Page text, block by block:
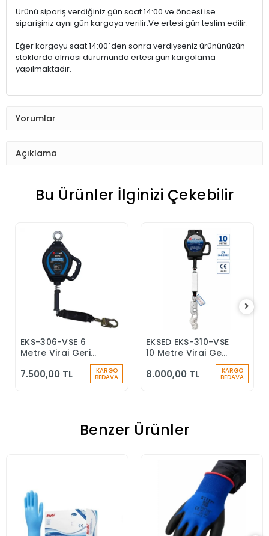
Ürünü sipariş verdiğiniz gün saat 14:00 ve öncesi ise
siparişiniz aynı gün kargoya verilir.Ve ertesi gün teslim edilir.
Eğer kargoyu saat 14:00`den sonra verdiyseniz ürününüzün
stoklarda olması durumunda ertesi gün kargolama
yapılmaktadır.
Yorumlar
Açıklama
Bu Ürünler İlginizi Çekebilir
Sepete Ekle
EKS-306-VSE 6
Metre Viraj Geri
Durdurucu Keskin
7.500,00 TL KARGO
BEDAVA
Sepete Ekle
EKSED EKS-310-VSE
10 Metre Viraj Geri
Durdurucu
8.000,00 TL KARGO
BEDAVA
Benzer Ürünler